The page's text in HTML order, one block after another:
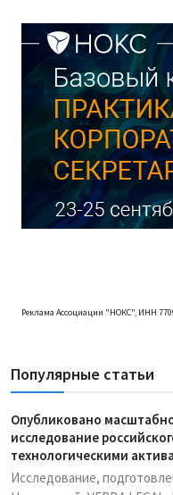
Реклама Ассоциации "НОКС", ИНН
Популярные статьи
Опубликовано
исследование
технологическими
Исследование,